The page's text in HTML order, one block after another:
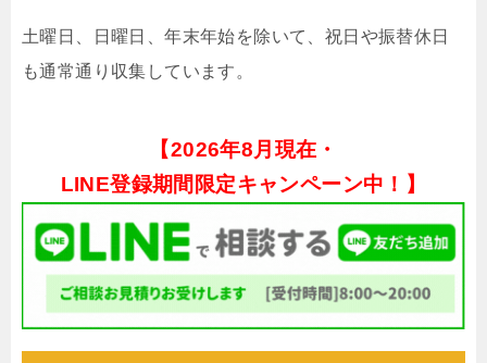
土曜日、日曜日、年末年始を除いて、祝日や振替休日
も通常通り収集しています。
【2026年8月現在・
LINE登録期間限定キャンペーン中！】